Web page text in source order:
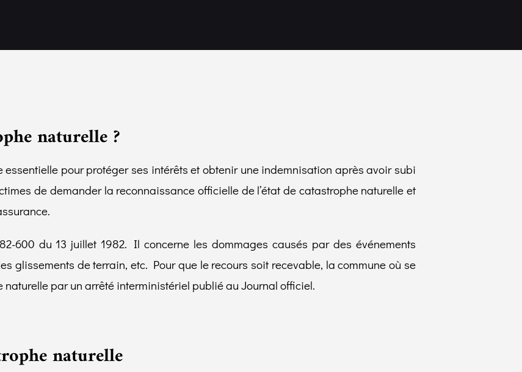
naturelle ?
pour protéger ses intérêts et obtenir une indemnisation après avoir subi
de demander la reconnaissance officielle de l’état de catastrophe naturelle et
600 du 13 juillet 1982. Il concerne les dommages causés par des événements
glissements de terrain, etc. Pour que le recours soit recevable, la commune où se
par un arrêté interministériel publié au Journal officiel.
naturelle